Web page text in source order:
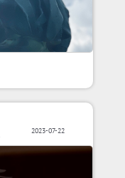
2023-07-22